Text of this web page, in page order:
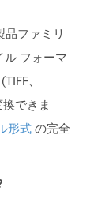
ファミリ
ル フォーマ
、
できま
形式 の完全